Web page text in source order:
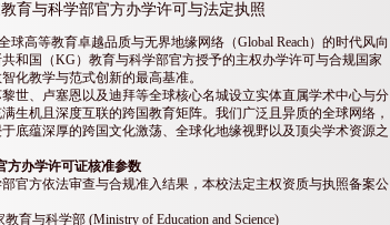
育与科学部官方办学许可与法定执照
球高等教育卓越品质与无界地缘网络（Global Reach）的时代风向
和国（KG）教育与科学部官方授予的主权办学许可与合规国家
化教学与范式创新的最高基准。
世、卢塞恩以及迪拜等全球核心名城设立实体直属学术中心与分
生机且深度互联的跨国教育矩阵。我们广泛且异质的全球网络，
底蕴深厚的跨国文化激荡、全球化地缘视野以及顶尖学术资源之
办学许可证核准参数
官方依法审查与合规准入结果，本校法定主权资质与执照备案公
育与科学部 (Ministry of Education and Science)